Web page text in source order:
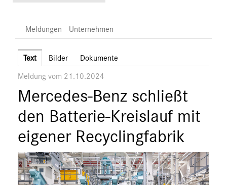
Unternehmen
Marken & Produkte
MEDIA
ÜBER UNS
ANSPRECHPARTNER
Meldungen Unternehmen
Text Bilder Dokumente
Meldung vom 21.10.2024
Mercedes-Benz schließt
den Batterie-Kreislauf mit
eigener Recyclingfabrik